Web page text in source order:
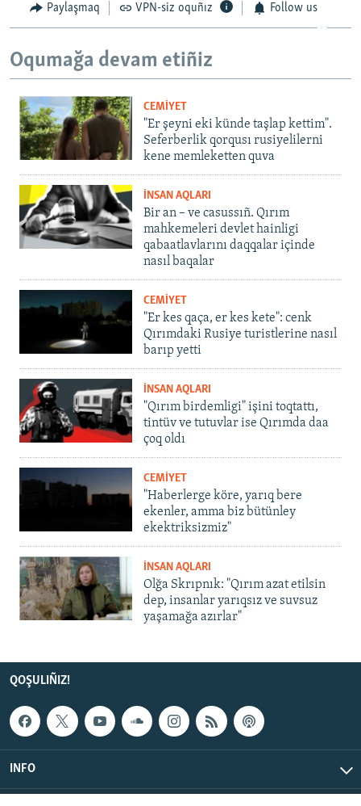
Paylaşmaq VPN-siz oquñız Follow us
Oqumağa devam etiñiz
CEMİYET
"Er şeyni eki künde taşlap kettim".
Seferberlik qorqusı rusiyelilerni
kene memleketten quva
İNSAN AQLARI
Bir an – ve casussıñ. Qırım
mahkemeleri devlet hainligi
qabaatlavlarını daqqalar içinde
nasıl baqalar
CEMİYET
"Er kes qaça, er kes kete": cenk
Qırımdaki Rusiye turistlerine nasıl
barıp yetti
İNSAN AQLARI
"Qırım birdemligi" işini toqtattı,
tintüv ve tutuvlar ise Qırımda daa
çoq oldı
CEMİYET
"Haberlerge köre, yarıq bere
ekenler, amma biz bütünley
ekektriksizmiz"
İNSAN AQLARI
Olğa Skrıpnık: "Qırım azat etilsin
dep, insanlar yarıqsız ve suvsuz
yaşamağa azırlar"
QOŞULIÑIZ!
INFO